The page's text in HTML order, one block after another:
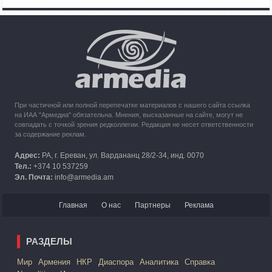
Кипр рассматривает возможность размещения беженцев
из Карабаха
При частичной или полной перепечатке материалов с нашего сайта ссылка
на ИАА "Армедиа" обязательна. Мнения, высказанные на сайте, могут не
совпадать с точкой зрения редколлегии. Редакция не несет ответственности
за содержание реклам.
Адрес: РА, г. Ереван, ул. Вардананц 28/2-34, инд. 0070
Тел.: +374 10 537259
Эл. Почта: info@armedia.am
Главная О нас Партнеры Реклама
РАЗДЕЛЫ
Mир Армения НКР Диаспора Аналитика
Справка